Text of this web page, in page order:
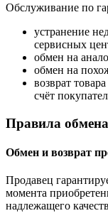
Обслуживание по
устранение
сервисных
обмен на
обмен на
возврат
счёт
Правила
Обмен и возврат
Продавец
момента
надлежащего